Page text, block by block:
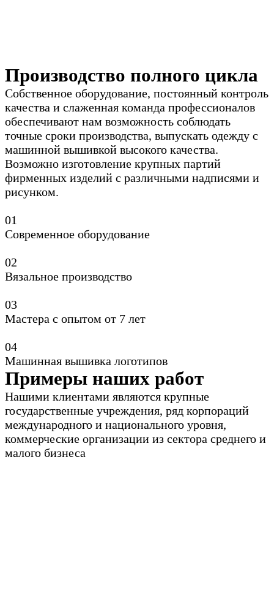
Производство полного цикла
Собственное оборудование, постоянный контроль
качества и слаженная команда профессионалов
обеспечивают нам возможность соблюдать
точные сроки производства, выпускать одежду с
машинной вышивкой высокого качества.
Возможно изготовление крупных партий
фирменных изделий с различными надписями и
рисунком.
01
Современное оборудование
02
Вязальное производство
03
Мастера с опытом от 7 лет
04
Машинная вышивка логотипов
Примеры наших работ
Нашими клиентами являются крупные
государственные учреждения, ряд корпораций
международного и национального уровня,
коммерческие организации из сектора среднего и
малого бизнеса